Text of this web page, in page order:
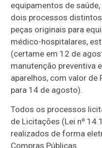
equipamentos de
dois processos
peças originais para
médico-hospitalares,
(certame em 12 de
manutenção preventiva
aparelhos, com valor de
para 14 de agosto).
Todos os processos
de Licitações (Lei nº
realizados de forma
Compras Públicas.